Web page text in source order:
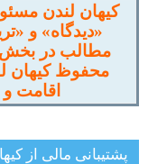
کیهان لندن
«دیدگاه» و
مطالب در بخش
محفوظ کیهان
اقامت
پشتیبانی مالی از